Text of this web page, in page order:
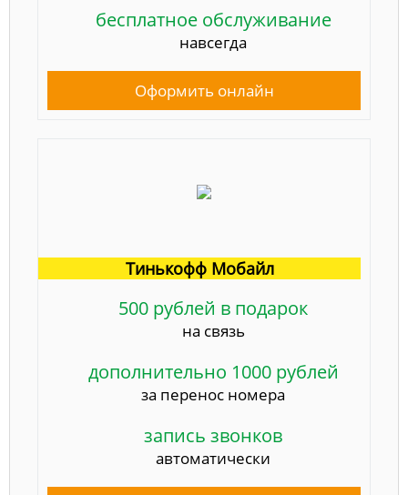
бесплатное обслуживание
навсегда
Оформить онлайн
Тинькофф Мобайл
500 рублей в подарок
на связь
дополнительно 1000 рублей
за перенос номера
запись звонков
автоматически